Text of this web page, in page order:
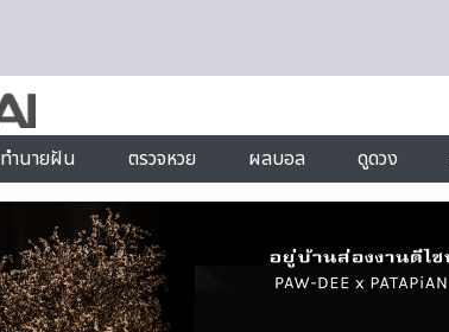
ทำนายฝัน ตรวจหวย ผลบอล ดูดวง